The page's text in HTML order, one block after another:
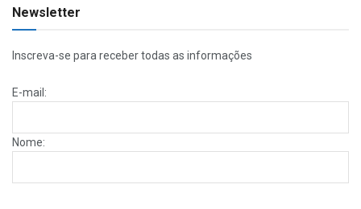
Newsletter
Inscreva-se para receber todas as informações
E-mail:
Nome: